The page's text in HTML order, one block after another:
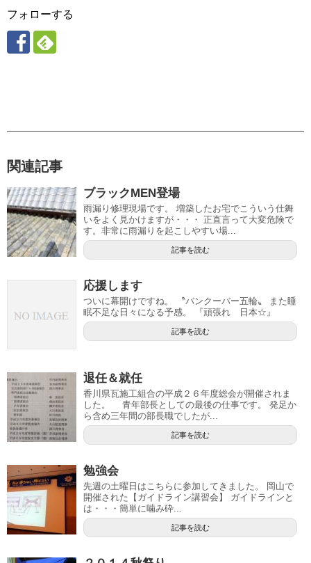
フォローする
関連記事
ブラックMEN登場
雨漏り修理現場です。 増築したお宅でこういう仕舞
いをよく見かけますが・・・ 正直言って大変危険で
す。非常に雨漏りを起こしやすい場...
記事を読む
応援します
ついに幕開けですね。 〝バンクーバー五輪〟 また睡
眠不足な日々になる予感。 『頑張れ 日本☆』
記事を読む
退任＆就任
香川県瓦施工組合の平成２６年度総会が開催されま
した。 青年部長としての最後の仕事です。 発足か
ら含め三年間の部長職でしたが...
記事を読む
勉強会
先週の土曜日はこちらに参加してきました。 岡山で
開催された【ガイドライン講習会】 ガイドラインと
は・・・簡単に噛み砕...
記事を読む